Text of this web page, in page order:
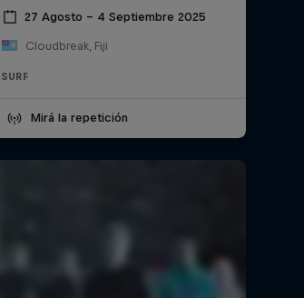
27 Agosto – 4 Septiembre 2025
Cloudbreak, Fiji
SURF
Mirá la repetición